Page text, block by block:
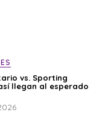
vs. Sporting
llegan al esperado